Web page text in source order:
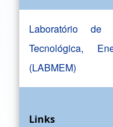
Laboratório de
Tecnológica,
(LABMEM)
Links